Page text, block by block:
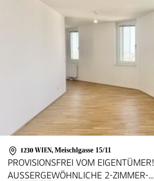
1230 WIEN, Meischlgasse 15/11
PROVISIONSFREI VOM EIGENTÜMER!
AUSSERGEWÖHNLICHE 2-ZIMMER-